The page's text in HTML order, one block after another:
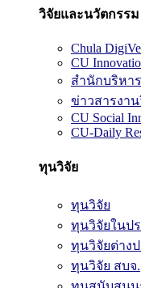
วิจัยและนวัตกรรม
Chula
CU
สำนักบริหา
ข่าวสารงา
CU Social
CU-Daily
ทุนวิจัย
ทุนวิจัย
ทุนวิจัยในป
ทุนวิจัยต่าง
ทุนวิจัย สบจ.